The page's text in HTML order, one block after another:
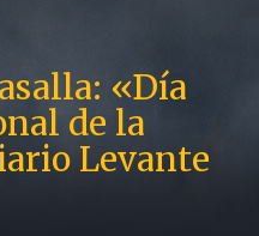
«Día
de la
Levante